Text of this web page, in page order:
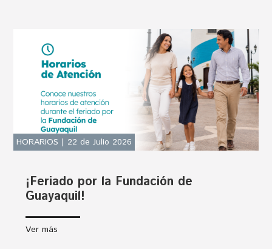
HORARIOS | 22 de Julio 2026
¡Feriado por la Fundación de
Guayaquil!
Ver más